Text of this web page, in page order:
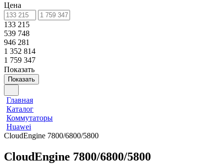
Цена
133 215
539 748
946 281
1 352 814
1 759 347
Показать
Показать
Главная
Каталог
Коммутаторы
Huawei
CloudEngine 7800/6800/5800
CloudEngine 7800/6800/5800